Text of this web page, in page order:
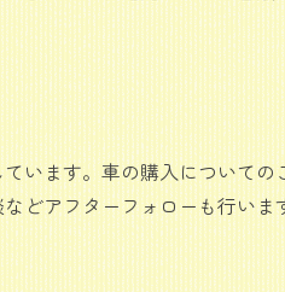
います。車の購入について
どアフターフォローも行い